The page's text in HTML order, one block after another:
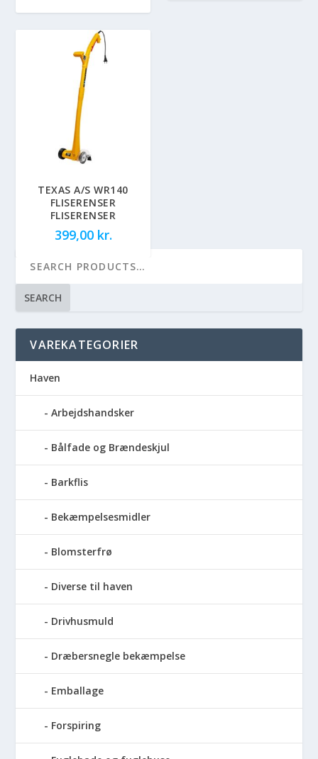
TEXAS A/S WR140
FLISERENSER
FLISERENSER
399,00 kr.
SEARCH
VAREKATEGORIER
Haven
Arbejdshandsker
Bålfade og Brændeskjul
Barkflis
Bekæmpelsesmidler
Blomsterfrø
Diverse til haven
Drivhusmuld
Dræbersnegle bekæmpelse
Emballage
Forspiring